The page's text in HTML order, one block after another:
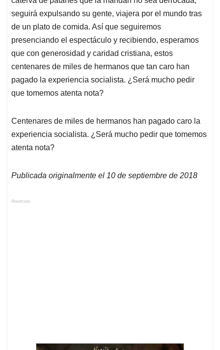
seguirá expulsando su gente, viajera por el mundo tras
de un plato de comida. Así que seguiremos
presenciando el espectáculo y recibiendo, esperamos
que con generosidad y caridad cristiana, estos
centenares de miles de hermanos que tan caro han
pagado la experiencia socialista. ¿Será mucho pedir
que tomemos atenta nota?
Centenares de miles de hermanos han pagado caro la
experiencia socialista. ¿Será mucho pedir que tomemos
atenta nota?
Publicada originalmente el 10 de septiembre de 2018
Anuncios.